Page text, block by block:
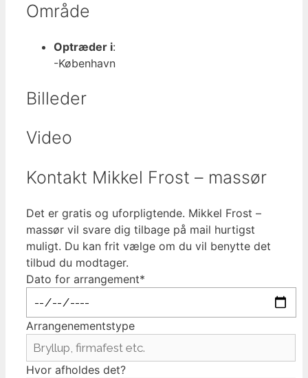
Område
Optræder i:
-København
Billeder
Video
Kontakt Mikkel Frost – massør
Det er gratis og uforpligtende. Mikkel Frost –
massør vil svare dig tilbage på mail hurtigst
muligt. Du kan frit vælge om du vil benytte det
tilbud du modtager.
Dato for arrangement*
Arrangenementstype
Hvor afholdes det?